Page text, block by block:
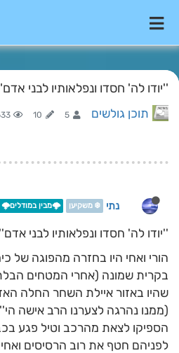
''יודו לה' חסדו ונפלאותיו לבני
תוכן גולשים 5
10
נתי ❄️ משקיען 🌩️מבין במודלים🌩️
''יודו לה' חסדו ונפלאותיו לבני אדם''
הורי ואחי היו בחזרה מהפוגה של
בקרית שמונה (אחרי המטחים
שהיו באזור איילת השחר החלה
(ממנו נהרגה לצערנו הרב אישה
הספיקו לצאת מהרכב וטיל פגע
לפניהם חטף את רוב הרסיסים